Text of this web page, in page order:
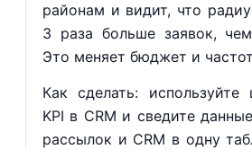
районам и видит, что
3 раза больше заявок,
Это меняет бюджет и
Как сделать: используйте
KPI в CRM и сведите
рассылок и CRM в одну